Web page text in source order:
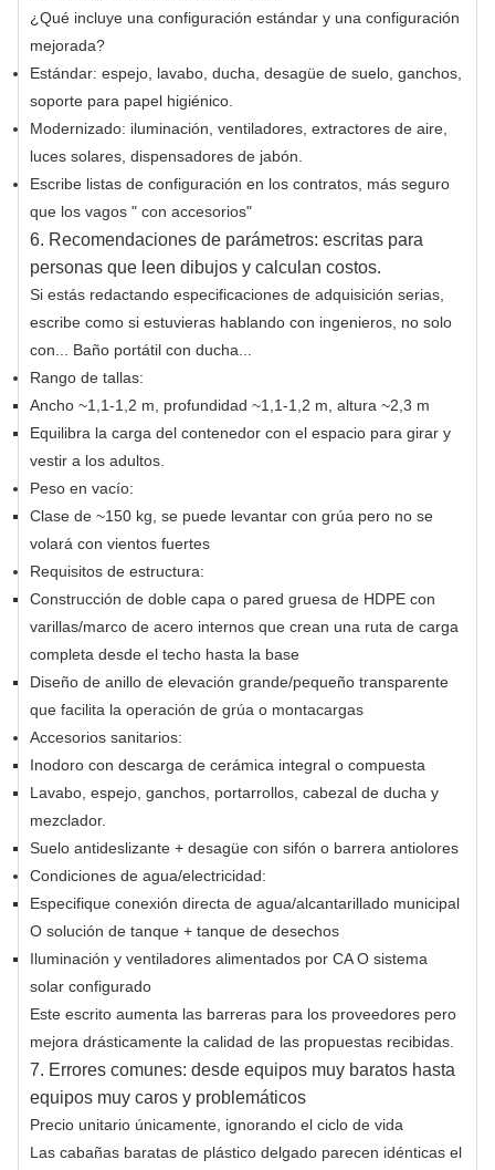
¿Qué incluye una configuración estándar y una configuración
mejorada?
Estándar: espejo, lavabo, ducha, desagüe de suelo, ganchos,
soporte para papel higiénico.
Modernizado: iluminación, ventiladores, extractores de aire,
luces solares, dispensadores de jabón.
Escribe listas de configuración en los contratos, más seguro
que los vagos " con accesorios"
6. Recomendaciones de parámetros: escritas para
personas que leen dibujos y calculan costos.
Si estás redactando especificaciones de adquisición serias,
escribe como si estuvieras hablando con ingenieros, no solo
con... Baño portátil con ducha...
Rango de tallas:
Ancho ~1,1-1,2 m, profundidad ~1,1-1,2 m, altura ~2,3 m
Equilibra la carga del contenedor con el espacio para girar y
vestir a los adultos.
Peso en vacío:
Clase de ~150 kg, se puede levantar con grúa pero no se
volará con vientos fuertes
Requisitos de estructura:
Construcción de doble capa o pared gruesa de HDPE con
varillas/marco de acero internos que crean una ruta de carga
completa desde el techo hasta la base
Diseño de anillo de elevación grande/pequeño transparente
que facilita la operación de grúa o montacargas
Accesorios sanitarios:
Inodoro con descarga de cerámica integral o compuesta
Lavabo, espejo, ganchos, portarrollos, cabezal de ducha y
mezclador.
Suelo antideslizante + desagüe con sifón o barrera antiolores
Condiciones de agua/electricidad:
Especifique conexión directa de agua/alcantarillado municipal
O solución de tanque + tanque de desechos
Iluminación y ventiladores alimentados por CA O sistema
solar configurado
Este escrito aumenta las barreras para los proveedores pero
mejora drásticamente la calidad de las propuestas recibidas.
7. Errores comunes: desde equipos muy baratos hasta
equipos muy caros y problemáticos
Precio unitario únicamente, ignorando el ciclo de vida
Las cabañas baratas de plástico delgado parecen idénticas el